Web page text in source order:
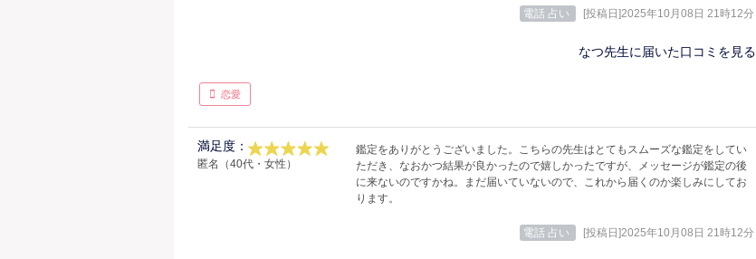
電話 占い [投稿日]2025年10月08日 21時12分
なつ先生に届いた口コミを見る
恋愛
満足度：
匿名（40代・女性）
鑑定をありがとうございました。こちらの先生はとてもスムーズな鑑定をしてい
ただき、なおかつ結果が良かったので嬉しかったですが、メッセージが鑑定の後
に来ないのですかね。まだ届いていないので、これから届くのか楽しみにしてお
ります。
電話 占い [投稿日]2025年10月08日 21時12分